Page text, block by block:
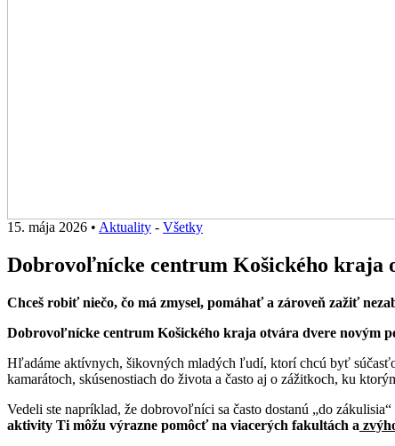
15. mája 2026 • Aktuality - Všetky
Dobrovoľnícke centrum Košického kraja
Chceš robiť niečo, čo má zmysel, pomáhať a zároveň zažiť
Dobrovoľnícke centrum Košického kraja otvára dvere novým
Hľadáme aktívnych, šikovných mladých ľudí, ktorí chcú byť
kamarátoch, skúsenostiach do života a často aj o zážitkoch, ku
Vedeli ste napríklad, že dobrovoľníci sa často dostanú „do
aktivity Ti môžu výrazne pomôcť na viacerých fakultách a